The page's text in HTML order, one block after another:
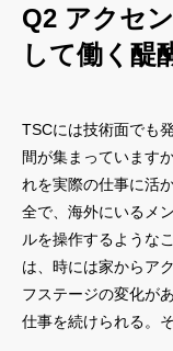
Q2 アクセ
して働く醍
TSCには技術面でも
間が集まっています
れを実際の仕事に活
全で、海外にいるメ
ルを操作するような
は、時には家からア
フステージの変化が
仕事を続けられる。